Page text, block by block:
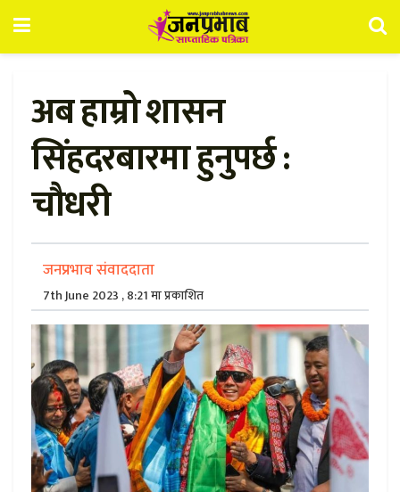
अब हाम्रो शासन
सिंहदरबारमा हुनुपर्छ :
चौधरी
जनप्रभाव संवाददाता
7th June 2023 , 8:21 मा प्रकाशित